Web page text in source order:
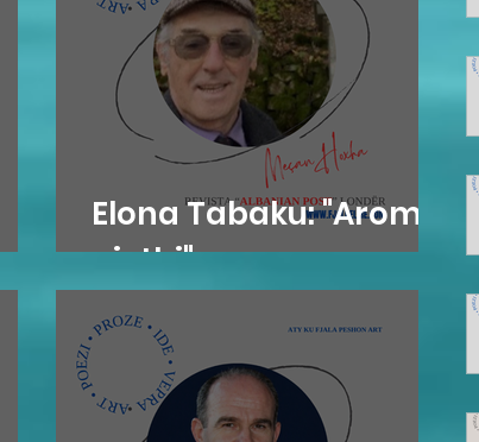
Elona Tabaku: "Aromë
gjethi"